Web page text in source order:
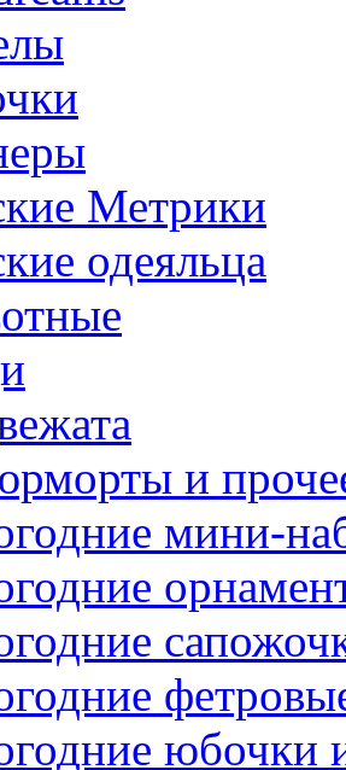
Метрики
одеяльца
и
мини-
юбочки